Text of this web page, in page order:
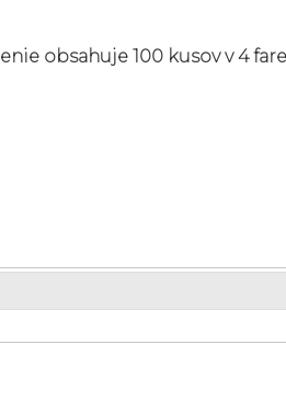
obsahuje 100 kusov v 4